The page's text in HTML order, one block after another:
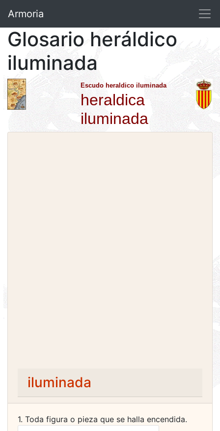
Armoria
Glosario heráldico
iluminada
Escudo heraldico iluminada
heraldica
iluminada
iluminada
1. Toda figura o pieza que se halla encendida.